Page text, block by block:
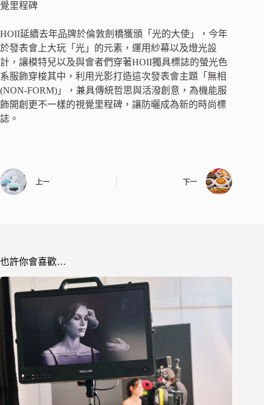
覺里程碑
HOII延續去年品牌於倫敦劍橋獲頒「光的大使」，今年
於發表會上大玩「光」的元素，運用紗幕以及燈光設
計，讓模特兒以及與會者們穿著HOII獨具標誌的螢光色
系服飾穿梭其中，利用光影打造這次發表會主題「無相
(NON-FORM)」，兼具傳統哲思與活潑創意，為機能服
飾開創更不一樣的視覺里程碑，讓防曬成為新的時尚標
誌。
上一 下一
也許你會喜歡…